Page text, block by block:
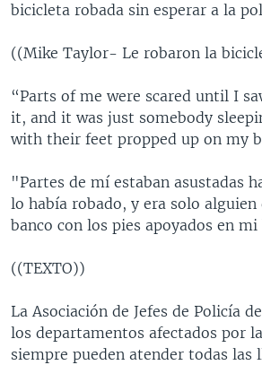
bicicleta robada sin esperar a la
((Mike Taylor- Le robaron la
“Parts of me were scared until I
it, and it was just somebody
with their feet propped up on my
"Partes de mí estaban asustadas
lo había robado, y era solo
banco con los pies apoyados en
((TEXTO))
La Asociación de Jefes de Policía
los departamentos afectados por
siempre pueden atender todas las